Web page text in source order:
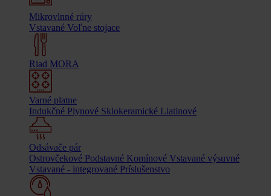
Mikrovlnné rúry
Vstavané Voľne stojace
Riad MORA
Varné platne
Indukčné Plynové Sklokeramické Liatinové
Odsávače pár
Ostrovčekové Podstavné Komínové Vstavané výsuvné
Vstavané - integrované Príslušenstvo